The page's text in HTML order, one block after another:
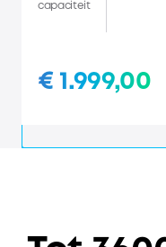
capaciteit
€ 1.999,00